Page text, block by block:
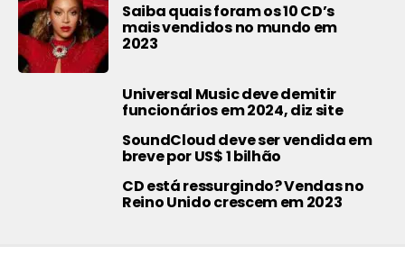
Saiba quais foram os 10 CD’s
mais vendidos no mundo em
2023
Universal Music deve demitir
funcionários em 2024, diz site
SoundCloud deve ser vendida em
breve por US$ 1 bilhão
CD está ressurgindo? Vendas no
Reino Unido crescem em 2023